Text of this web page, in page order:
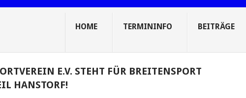
HOME TERMININFO BEITRÄGE
E.V. STEHT FÜR BREITENSPORT
HANSTORF!